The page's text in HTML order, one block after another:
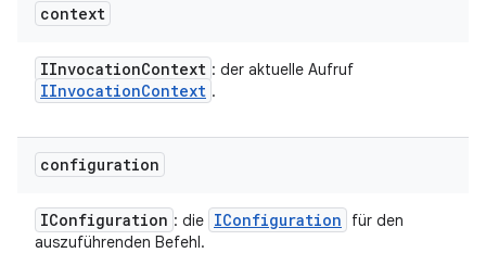
context
IInvocationContext : der aktuelle Aufruf
IInvocationContext .
configuration
IConfiguration : die IConfiguration
für den
auszuführenden Befehl.